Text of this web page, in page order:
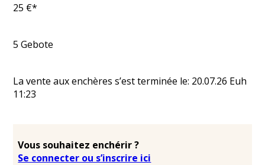
25 €*
5 Gebote
La vente aux enchères s’est terminée le: 20.07.26 Euh
11:23
Vous souhaitez enchérir ?
Se connecter ou s’inscrire ici